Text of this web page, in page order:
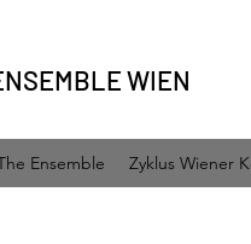
WIEN
Ensemble Zyklus Wiener